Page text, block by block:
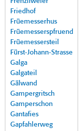
Friedhof
Früemesserhus
Früemesserspfruend
Früemessersteil
Fürst-Johann-Strasse
Galga
Galgateil
Gälwand
Gampergritsch
Gamperschon
Gantafies
Gapfahlerweg